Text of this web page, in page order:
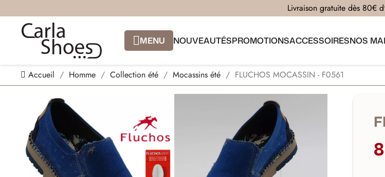
Livraison gratuite dès 80€
MENU NOUVEAUTÉSPROMOTIONSACCESSOIRESNOS
Accueil Homme Collection été Mocassins été FLUCHOS MOCASSIN - F0561